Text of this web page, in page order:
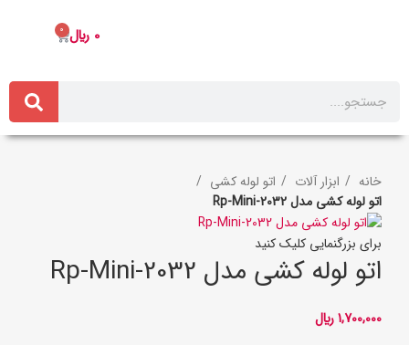
0 ﷼ 0
خانه ابزار آلات
اتو لوله کشی
اتو لوله کشی مدل Rp-Mini-2032
برای بزرگنمایی کلیک کنید
اتو لوله کشی مدل Rp-Mini-2032
1,700,000﷼